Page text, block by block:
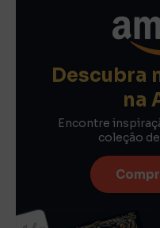
Descubra
na
Encontre
coleção